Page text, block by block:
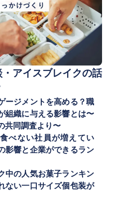
アイスブレイクの話
ージメントを高める？職
組織に与える影響とは〜
共同調査より〜
べない社員が増えてい
影響と企業ができるラン
中の人気お菓子ランキン
ない一口サイズ個包装が